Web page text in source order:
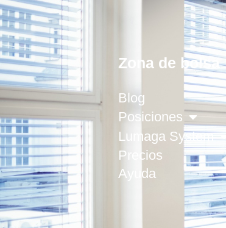
Zona de bolsa
Blog
Posiciones
Lumaga System
Precios
Ayuda